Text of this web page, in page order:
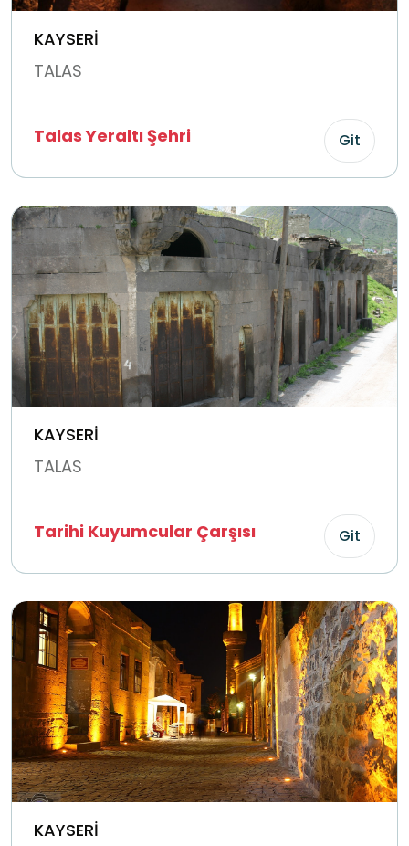
KAYSERİ
TALAS
Talas Yeraltı Şehri Git
KAYSERİ
TALAS
Tarihi Kuyumcular Çarşısı Git
KAYSERİ